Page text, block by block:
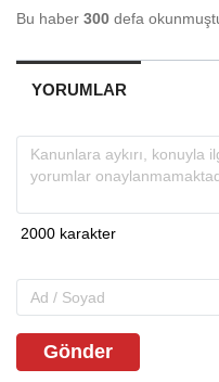
Bu haber 300 defa
YORUMLAR
Gönder